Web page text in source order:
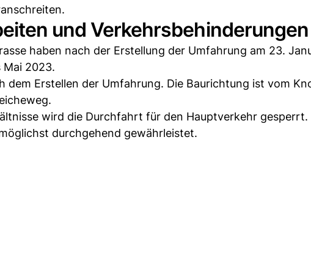
und Verkehrsbehinderungen
haben nach der Erstellung der Umfahrung am 23.
Mai 2023.
dem Erstellen der Umfahrung. Die Baurichtung ist vom
wird die Durchfahrt für den Hauptverkehr
durchgehend gewährleistet.